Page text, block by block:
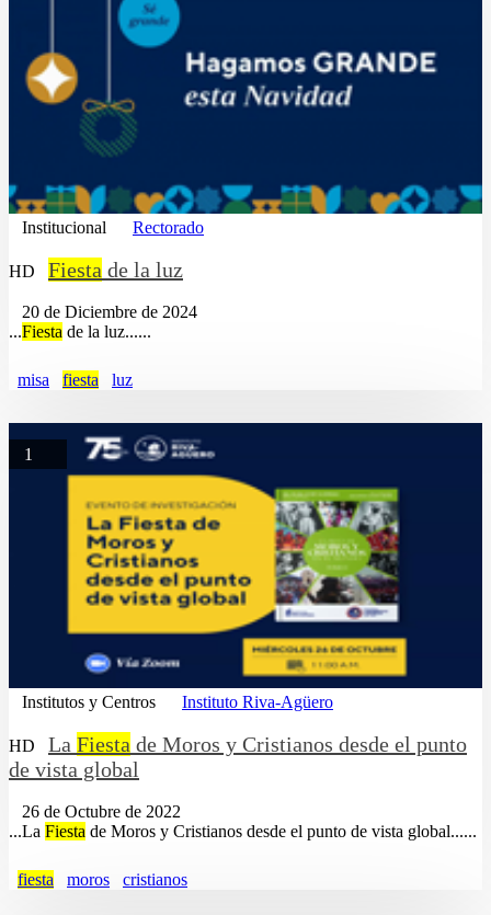
Institucional Rectorado
HD Fiesta de la luz
20 de Diciembre de 2024
...Fiesta de la luz......
misa fiesta luz
1
Institutos y Centros Instituto Riva-Agüero
HD La Fiesta de Moros y Cristianos desde el punto
de vista global
26 de Octubre de 2022
...La Fiesta de Moros y Cristianos desde el punto de vista global......
fiesta moros cristianos